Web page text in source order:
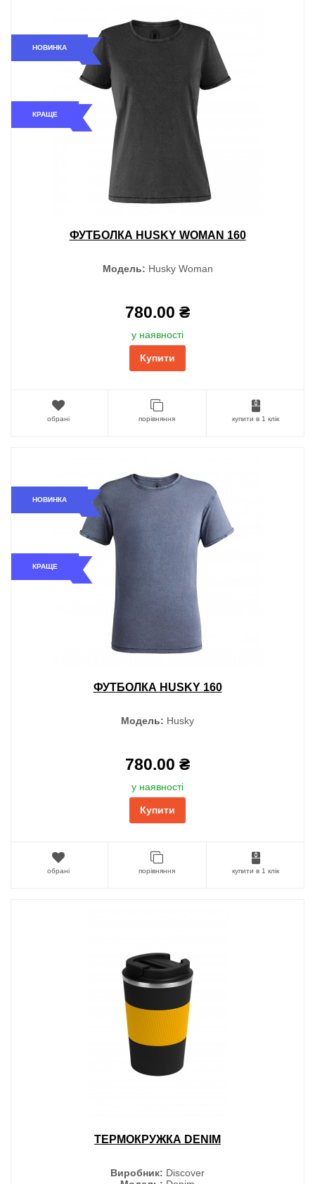
Ширина, мм
Глибина бічної складки, мм
Висота, мм
ОПИС
Використовується як для товарів харчової
групи, так і нехарчової продукції.
Партії та розміри товарів можуть відрізнятися
(+/- 10%), всі подробиці уточнюйте у
НОВИНКА
КРАЩЕ
ФУТБОЛКА HUSKY WOMAN 160
Модель: Husky Woman
780.00 ₴
у наявності
Купити
обрані порівняння купити в 1 клік
НОВИНКА
КРАЩЕ
ФУТБОЛКА HUSKY 160
Модель: Husky
780.00 ₴
у наявності
Купити
обрані порівняння купити в 1 клік
ТЕРМОКРУЖКА DENIM
Виробник: Discover